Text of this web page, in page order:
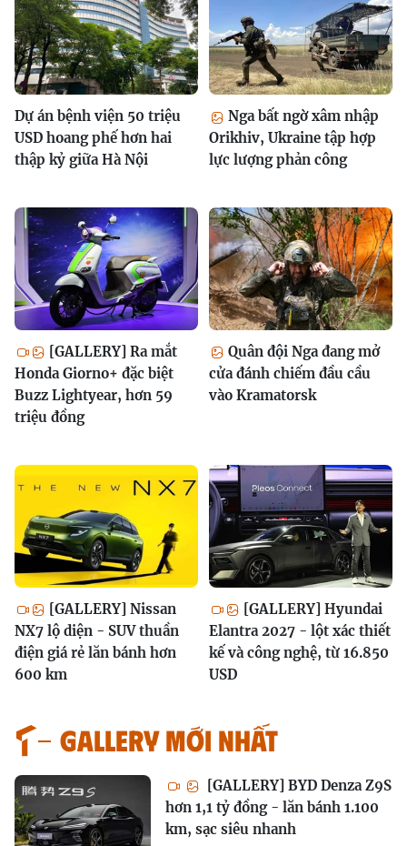
Dự án bệnh viện 50 triệu
USD hoang phế hơn hai
thập kỷ giữa Hà Nội
Nga bất ngờ xâm nhập
Orikhiv, Ukraine tập hợp
lực lượng phản công
[GALLERY] Ra mắt
Honda Giorno+ đặc biệt
Buzz Lightyear, hơn 59
triệu đồng
Quân đội Nga đang mở
cửa đánh chiếm đầu cầu
vào Kramatorsk
[GALLERY] Nissan
NX7 lộ diện - SUV thuần
điện giá rẻ lăn bánh hơn
600 km
[GALLERY] Hyundai
Elantra 2027 - lột xác thiết
kế và công nghệ, từ 16.850
USD
GALLERY MỚI NHẤT
[GALLERY] BYD Denza Z9S
hơn 1,1 tỷ đồng - lăn bánh 1.100
km, sạc siêu nhanh